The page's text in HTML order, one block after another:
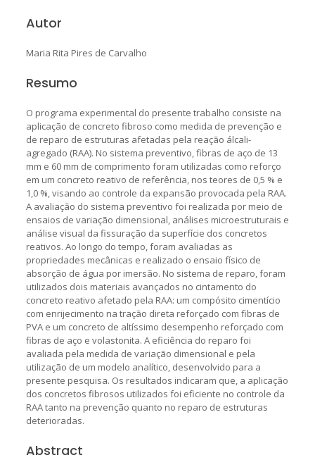
Autor
Maria Rita Pires de Carvalho
Resumo
O programa experimental do presente trabalho consiste na
aplicação de concreto fibroso como medida de prevenção e
de reparo de estruturas afetadas pela reação álcali-
agregado (RAA). No sistema preventivo, fibras de aço de 13
mm e 60 mm de comprimento foram utilizadas como reforço
em um concreto reativo de referência, nos teores de 0,5 % e
1,0 %, visando ao controle da expansão provocada pela RAA.
A avaliação do sistema preventivo foi realizada por meio de
ensaios de variação dimensional, análises microestruturais e
análise visual da fissuração da superfície dos concretos
reativos. Ao longo do tempo, foram avaliadas as
propriedades mecânicas e realizado o ensaio físico de
absorção de água por imersão. No sistema de reparo, foram
utilizados dois materiais avançados no cintamento do
concreto reativo afetado pela RAA: um compósito cimentício
com enrijecimento na tração direta reforçado com fibras de
PVA e um concreto de altíssimo desempenho reforçado com
fibras de aço e volastonita. A eficiência do reparo foi
avaliada pela medida de variação dimensional e pela
utilização de um modelo analítico, desenvolvido para a
presente pesquisa. Os resultados indicaram que, a aplicação
dos concretos fibrosos utilizados foi eficiente no controle da
RAA tanto na prevenção quanto no reparo de estruturas
deterioradas.
Abstract